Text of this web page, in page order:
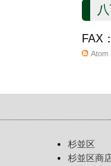
FAX
Atom
杉並区
杉並区商